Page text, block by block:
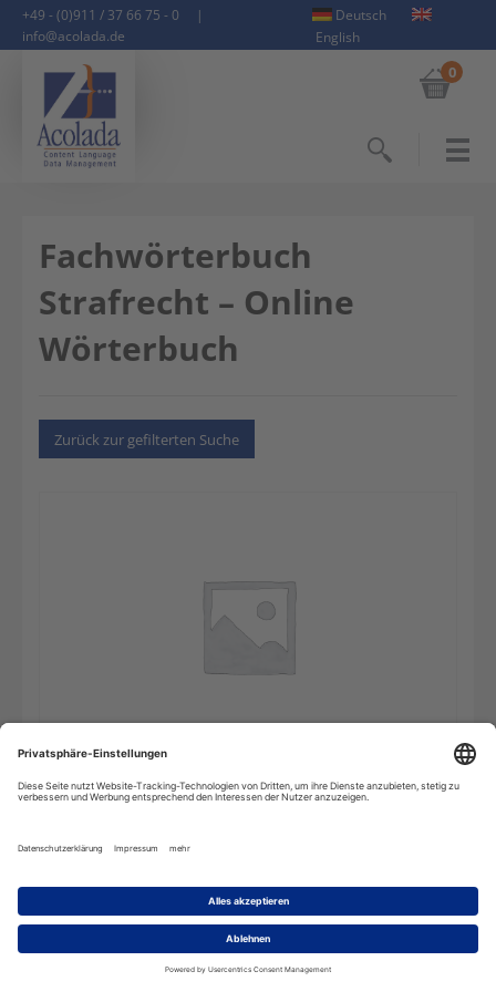
+49 - (0)911 / 37 66 75 - 0
|
info@acolada.de
Deutsch
English
0
Fachwörterbuch
Strafrecht – Online
Wörterbuch
Zurück zur gefilterten Suche
Fachwörterbuch
-
Wörterbuch
Menge
Beschreibung